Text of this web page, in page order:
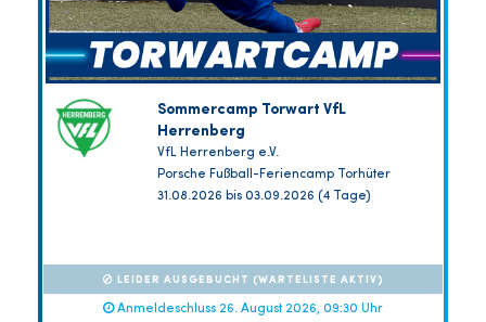
Sommercamp Torwart VfL
Herrenberg
VfL Herrenberg e.V.
Porsche Fußball-Feriencamp Torhüter
31.08.2026 bis 03.09.2026 (4 Tage)
LEIDER AUSGEBUCHT (WARTELISTE AKTIV)
Anmeldeschluss 26. August 2026, 09:30 Uhr